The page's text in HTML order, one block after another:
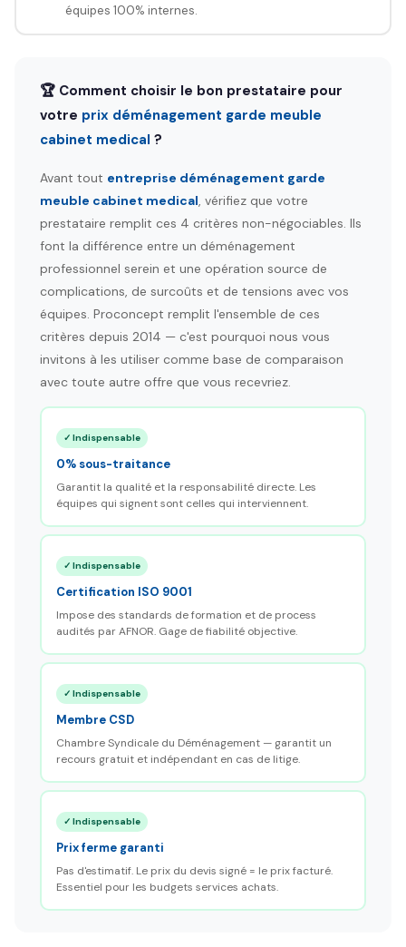
équipes 100% internes.
🏆 Comment choisir le bon prestataire pour
votre prix déménagement garde meuble
cabinet medical ?
Avant tout entreprise déménagement garde
meuble cabinet medical, vérifiez que votre
prestataire remplit ces 4 critères non-négociables. Ils
font la différence entre un déménagement
professionnel serein et une opération source de
complications, de surcoûts et de tensions avec vos
équipes. Proconcept remplit l'ensemble de ces
critères depuis 2014 — c'est pourquoi nous vous
invitons à les utiliser comme base de comparaison
avec toute autre offre que vous recevriez.
✓ Indispensable
0% sous-traitance
Garantit la qualité et la responsabilité directe. Les
équipes qui signent sont celles qui interviennent.
✓ Indispensable
Certification ISO 9001
Impose des standards de formation et de process
audités par AFNOR. Gage de fiabilité objective.
✓ Indispensable
Membre CSD
Chambre Syndicale du Déménagement — garantit un
recours gratuit et indépendant en cas de litige.
✓ Indispensable
Prix ferme garanti
Pas d'estimatif. Le prix du devis signé = le prix facturé.
Essentiel pour les budgets services achats.